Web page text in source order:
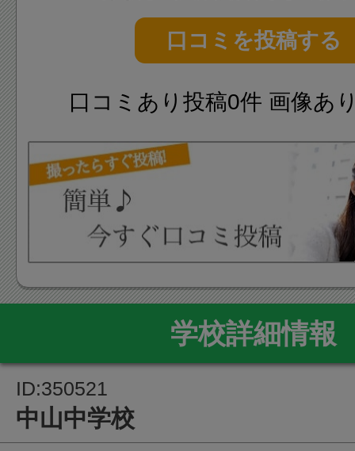
口コミを投稿する
口コミあり投稿0件 画像あ
学校詳細情報
ID:350521
中山中学校